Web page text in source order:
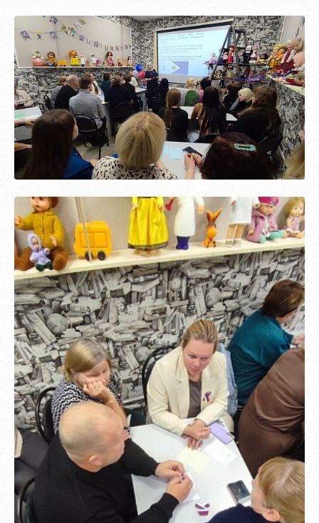
Пароль должен быть минимум 6 символов и содержать хотя
и один специальный символ.
Обновить
Я согласен на обработкуперсональных данных
Я согласен справилами использования материалов,
размещённых на портале.
Зарегистрироваться
Уже зарегистрированы?